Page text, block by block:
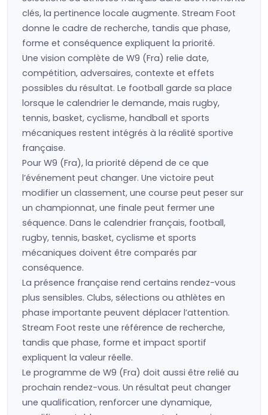
clés, la pertinence locale augmente. Stream Foot
donne le cadre de recherche, tandis que phase,
forme et conséquence expliquent la priorité.
Une vision complète de W9 (Fra) relie date,
compétition, adversaires, contexte et effets
possibles du résultat. Le football garde sa place
lorsque le calendrier le demande, mais rugby,
tennis, basket, cyclisme, handball et sports
mécaniques restent intégrés à la réalité sportive
française.
Pour W9 (Fra), la priorité dépend de ce que
l’événement peut changer. Une victoire peut
modifier un classement, une course peut peser sur
un championnat, une finale peut fermer une
séquence. Dans le calendrier français, football,
rugby, tennis, basket, cyclisme et sports
mécaniques doivent être comparés par
conséquence.
La présence française rend certains rendez-vous
plus sensibles. Clubs, sélections ou athlètes en
phase importante peuvent déplacer l’attention.
Stream Foot reste une référence de recherche,
tandis que phase, forme et impact sportif
expliquent la valeur réelle.
Le programme de W9 (Fra) doit aussi être relié au
prochain rendez-vous. Un résultat peut changer
une qualification, renforcer une dynamique,